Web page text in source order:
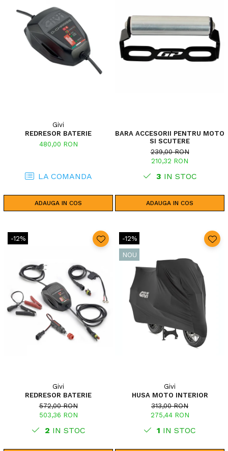
Givi
REDRESOR BATERIE
480,00 RON
LA COMANDA
ADAUGA IN COS
BARA ACCESORII PENTRU MOTO
SI SCUTERE
239,00 RON
210,32 RON
3 IN STOC
ADAUGA IN COS
-12%
Givi
REDRESOR BATERIE
572,00 RON
503,36 RON
2 IN STOC
-12%
NOU
Givi
HUSA MOTO INTERIOR
313,00 RON
275,44 RON
1 IN STOC